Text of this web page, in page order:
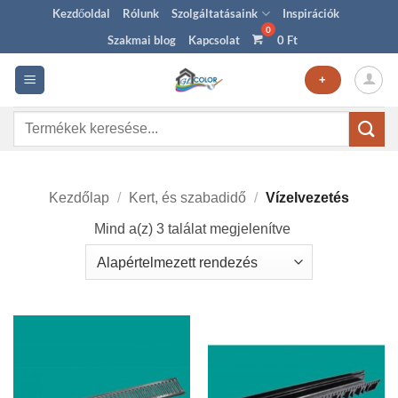
content
Kezdőoldal Rólunk Szolgáltatásaink
Inspirációk
Szakmai blog
Kapcsolat 0 Ft
+
Keresés
Kezdőlap / Kert, és szabadidő / Vízelvezetés
Mind a(z) 3 találat megjelenítve